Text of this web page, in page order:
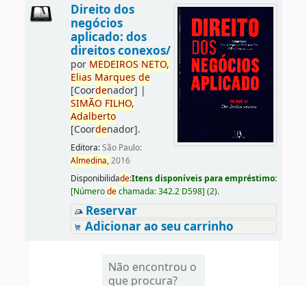
Direito dos
negócios
aplicado: dos
direitos conexos/
por MEDEIROS NETO,
Elias Marques de
[Coordenador] |
SIMÃO FILHO,
Adalberto
[Coordenador].
Editora:São Paulo:
Almedina,2016
Disponibilidade:Itens disponíveis para empréstimo:
[Númerodechamada:342.2 D598] (2).
Reservar
Adicionar ao seu carrinho
Não encontrou o
que procura?